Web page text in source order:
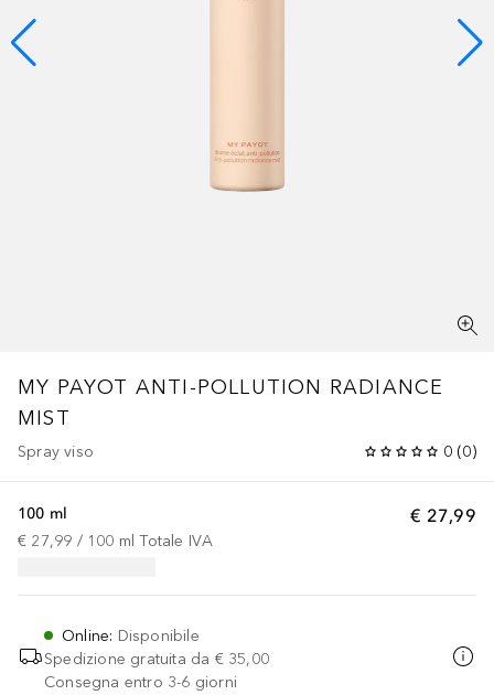
MY PAYOT ANTI-POLLUTION RADIANCE
MIST
Spray viso 0 (0)
€ 27,99
100 ml
€ 27,99 / 100 ml Totale IVA
Online: Disponibile
Spedizione gratuita da € 35,00
Consegna entro 3-6 giorni